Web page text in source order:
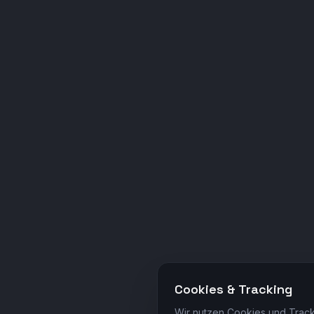
Cookies & Tracking